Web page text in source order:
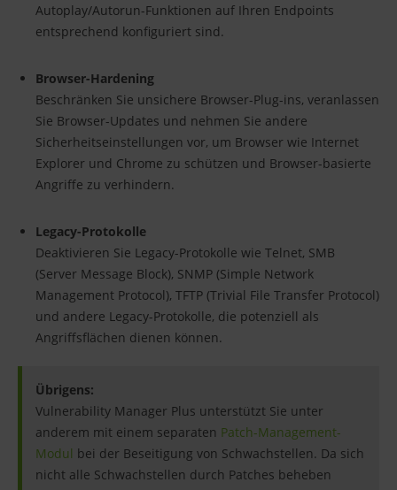
Autoplay/Autorun-Funktionen auf Ihren Endpoints
entsprechend konfiguriert sind.
Browser-Hardening
Beschränken Sie unsichere Browser-Plug-ins, veranlassen
Sie Browser-Updates und nehmen Sie andere
Sicherheitseinstellungen vor, um Browser wie Internet
Explorer und Chrome zu schützen und Browser-basierte
Angriffe zu verhindern.
Legacy-Protokolle
Deaktivieren Sie Legacy-Protokolle wie Telnet, SMB
(Server Message Block), SNMP (Simple Network
Management Protocol), TFTP (Trivial File Transfer Protocol)
und andere Legacy-Protokolle, die potenziell als
Angriffsflächen dienen können.
Übrigens:
Vulnerability Manager Plus unterstützt Sie unter
anderem mit einem separaten Patch-Management-
Modul bei der Beseitigung von Schwachstellen. Da sich
nicht alle Schwachstellen durch Patches beheben